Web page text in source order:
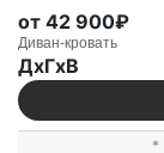
от 42 900₽
Диван-кровать
ДxГxВ
*